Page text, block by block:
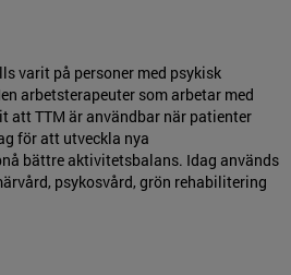
varit på personer med psykisk
arbetsterapeuter som arbetar med
att TTM är användbar när patienter
för att utveckla nya
bättre aktivitetsbalans. Idag används
psykosvård, grön rehabilitering